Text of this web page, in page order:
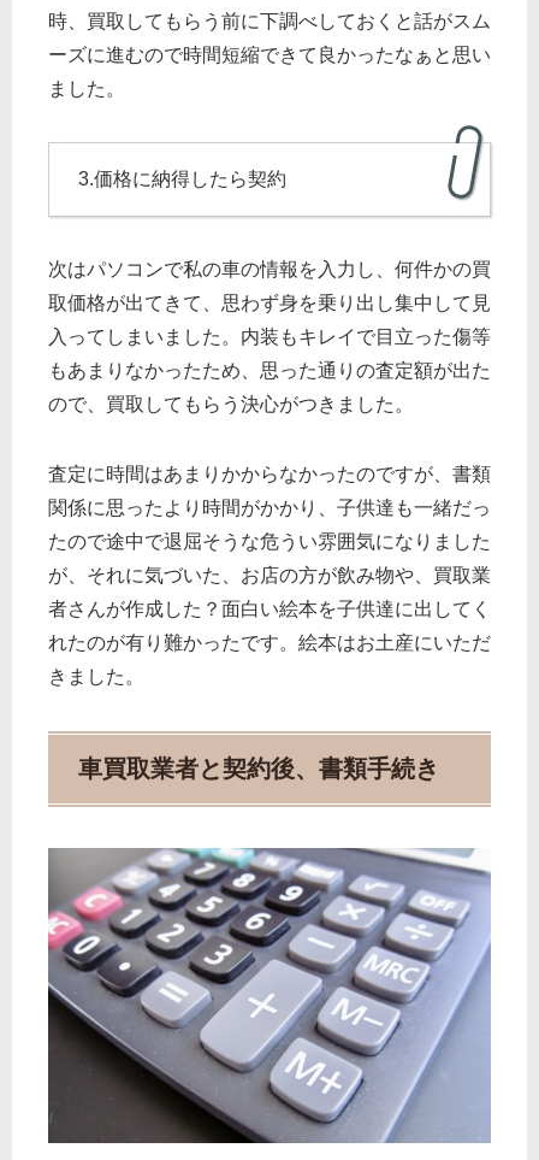
時、買取してもらう前に下調べしておくと話がスム
ーズに進むので時間短縮できて良かったなぁと思い
ました。
3.価格に納得したら契約
次はパソコンで私の車の情報を入力し、何件かの買
取価格が出てきて、思わず身を乗り出し集中して見
入ってしまいました。内装もキレイで目立った傷等
もあまりなかったため、思った通りの査定額が出た
ので、買取してもらう決心がつきました。
査定に時間はあまりかからなかったのですが、書類
関係に思ったより時間がかかり、子供達も一緒だっ
たので途中で退屈そうな危うい雰囲気になりました
が、それに気づいた、お店の方が飲み物や、買取業
者さんが作成した？面白い絵本を子供達に出してく
れたのが有り難かったです。絵本はお土産にいただ
きました。
車買取業者と契約後、書類手続き